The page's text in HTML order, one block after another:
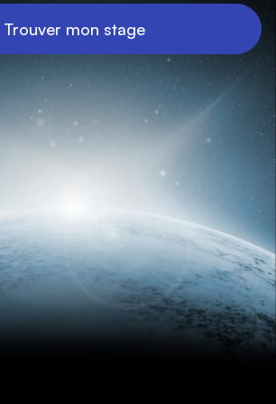
Trouver mon stage